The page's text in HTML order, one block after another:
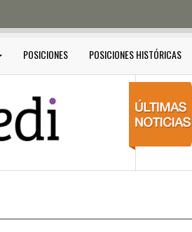
POSICIONES POSICIONES HISTÓRICAS